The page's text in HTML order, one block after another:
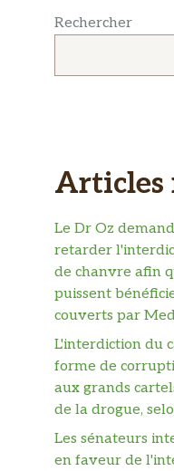
Rechercher
Articles
Le Dr Oz
retarder
de chanvre afin
puissent
couverts par
L'interdiction du
forme de
aux grands
de la drogue,
Les sénateurs
en faveur de